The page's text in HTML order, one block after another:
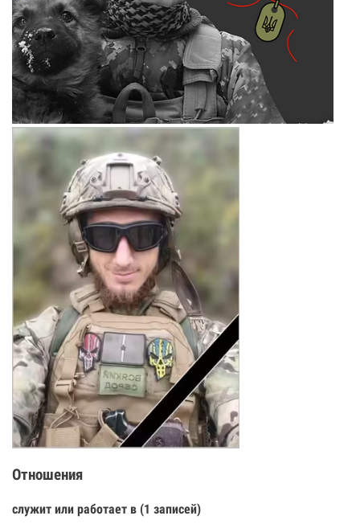
Отношения
служит или работает в (1 записей)